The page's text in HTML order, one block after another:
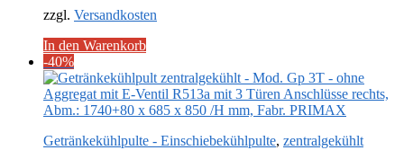
zzgl. Versandkosten
In den Warenkorb
-40%
Getränkekühlpulte - Einschiebekühlpulte, zentralgekühlt